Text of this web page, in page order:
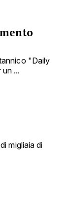
"Daily
...
migliaia di